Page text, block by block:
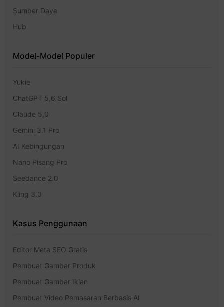
Sumber Daya
Hub
Model-Model Populer
Yukie
ChatGPT 5,6 Sol
Claude 5,0
Gemini 3.1 Pro
AI Kebingungan
Nano Pisang Pro
Seedance 2.0
Kling 3.0
Kasus Penggunaan
Editor Meta SEO Gratis
Pembuat Gambar Produk
Pembuat Gambar Iklan
Pembuat Video Pemasaran Berbasis AI